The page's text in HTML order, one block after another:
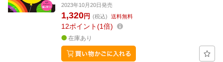
2023年10月20日発売
1,320円 (税込) 送料無料
12ポイント 1倍
在庫あり